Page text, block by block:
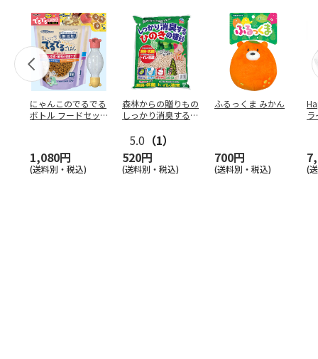
にゃんこのでるでる
ボトル フードセッ
1,080円
(送料別・税込)
森林からの贈りもの
しっかり消臭するひ
5.0 （1）
520円
(送料別・税込)
ふるっくま みかん
700円
(送料別・税込)
ラ
(